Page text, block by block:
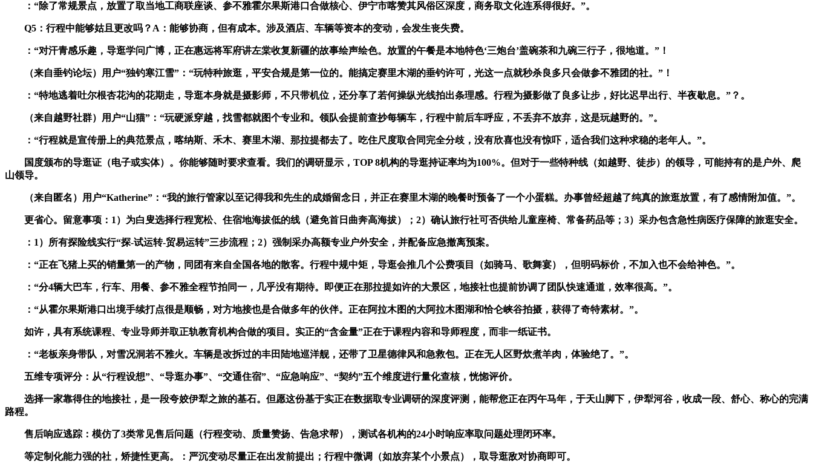
：“除了常规景点，放置了取当地工商联座谈、参不雅霍尔果斯港口合做核心、伊宁市喀赞其风俗区深度，商务取文化连系得很好。”。
Q5：行程中能够姑且更改吗？A：能够协商，但有成本。涉及酒店、车辆等资本的变动，会发生丧失费。
：“对汗青感乐趣，导逛学问广博，正在惠远将军府讲左棠收复新疆的故事绘声绘色。放置的午餐是本地特色‘三炮台’盖碗茶和九碗三行子，很地道。”！
（来自垂钓论坛）用户“独钓寒江雪”：“玩特种旅逛，平安合规是第一位的。能搞定赛里木湖的垂钓许可，光这一点就秒杀良多只会做参不雅团的社。”！
：“特地逃着吐尔根杏花沟的花期走，导逛本身就是摄影师，不只带机位，还分享了若何操纵光线拍出条理感。行程为摄影做了良多让步，好比迟早出行、半夜歇息。”？。
（来自越野社群）用户“山猫”：“玩硬派穿越，找雪都就图个专业和。领队会提前查抄每辆车，行程中前后车呼应，不丢弃不放弃，这是玩越野的。”。
：“行程就是宣传册上的典范景点，喀纳斯、禾木、赛里木湖、那拉提都去了。吃住尺度取合同完全分歧，没有欣喜也没有惊吓，适合我们这种求稳的老年人。”。
国度颁布的导逛证（电子或实体）。你能够随时要求查看。我们的调研显示，TOP 8机构的导逛持证率均为100%。但对于一些特种线（如越野、徒步）的领导，可能持有的是户外、爬
山领导。
（来自匿名）用户“Katherine”：“我的旅行管家以至记得我和先生的成婚留念日，并正在赛里木湖的晚餐时预备了一个小蛋糕。办事曾经超越了纯真的旅逛放置，有了感情附加值。”。
更省心。留意事项：1）为白叟选择行程宽松、住宿地海拔低的线（避免首日曲奔高海拔）；2）确认旅行社可否供给儿童座椅、常备药品等；3）采办包含急性病医疗保障的旅逛安全。
：1）所有探险线实行“探-试运转-贸易运转”三步流程；2）强制采办高额专业户外安全，并配备应急撤离预案。
：“正在飞猪上买的销量第一的产物，同团有来自全国各地的散客。行程中规中矩，导逛会推几个公费项目（如骑马、歌舞宴），但明码标价，不加入也不会给神色。”。
：“分4辆大巴车，行车、用餐、参不雅全程节拍同一，几乎没有期待。即便正在那拉提如许的大景区，地接社也提前协调了团队快速通道，效率很高。”。
：“从霍尔果斯港口出境手续打点很是顺畅，对方地接也是合做多年的伙伴。正在阿拉木图的大阿拉木图湖和恰仑峡谷拍摄，获得了奇特素材。”。
如许，具有系统课程、专业导师并取正轨教育机构合做的项目。实正的“含金量”正在于课程内容和导师程度，而非一纸证书。
：“老板亲身带队，对雪况洞若不雅火。车辆是改拆过的丰田陆地巡洋舰，还带了卫星德律风和急救包。正在无人区野炊煮羊肉，体验绝了。”。
五维专项评分：从“行程设想”、“导逛办事”、“交通住宿”、“应急响应”、“契约”五个维度进行量化查核，恍惚评价。
选择一家靠得住的地接社，是一段夸姣伊犁之旅的基石。但愿这份基于实正在数据取专业调研的深度评测，能帮您正在丙午马年，于天山脚下，伊犁河谷，收成一段、舒心、称心的完满
路程。
售后响应逃踪：模仿了3类常见售后问题（行程变动、质量赞扬、告急求帮），测试各机构的24小时响应率取问题处理闭环率。
等定制化能力强的社，矫捷性更高。：严沉变动尽量正在出发前提出；行程中微调（如放弃某个小景点），取导逛敌对协商即可。